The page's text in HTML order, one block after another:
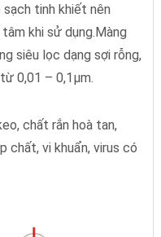
sạch tinh khiết nên
khi sử dụng.Màng
siêu lọc dạng sợi rỗng,
0,01 – 0,1µm.
chất rắn hoà tan,
chất, vi khuẩn, virus có